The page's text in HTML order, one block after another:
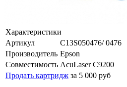
Характеристики
Артикул
C13S050476/ 0476
Производитель Epson
Совместимость AcuLaser C9200
Продать картридж за 5 000 руб